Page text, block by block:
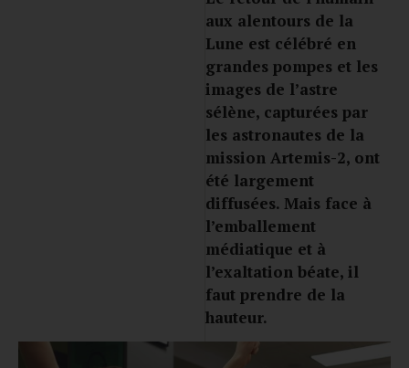
aux alentours de la
Lune est célébré en
grandes pompes et les
images de l’astre
sélène, capturées par
les astronautes de la
mission Artemis-2, ont
été largement
diffusées. Mais face à
l’emballement
médiatique et à
l’exaltation béate, il
faut prendre de la
hauteur.